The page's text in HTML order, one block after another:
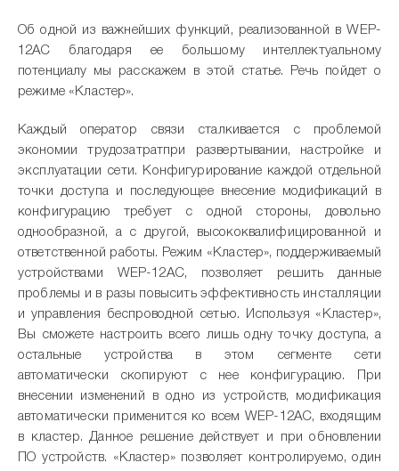
Об одной из важнейших функций, реализованной в WEP-
12AC благодаря ее большому интеллектуальному
потенциалу мы расскажем в этой статье. Речь пойдет о
режиме «Кластер».
Каждый оператор связи сталкивается с проблемой
экономии трудозатратпри развертывании, настройке и
эксплуатации сети. Конфигурирование каждой отдельной
точки доступа и последующее внесение модификаций в
конфигурацию требует с одной стороны, довольно
однообразной, а с другой, высококвалифицированной и
ответственной работы. Режим «Кластер», поддерживаемый
устройствами WEP-12AC, позволяет решить данные
проблемы и в разы повысить эффективность инсталляции
и управления беспроводной сетью. Используя «Кластер»,
Вы сможете настроить всего лишь одну точку доступа, а
остальные устройства в этом сегменте сети
автоматически скопируют с нее конфигурацию. При
внесении изменений в одно из устройств, модификация
автоматически применится ко всем WEP-12AC, входящим
в кластер. Данное решение действует и при обновлении
ПО устройств. «Кластер» позволяет контролируемо, один